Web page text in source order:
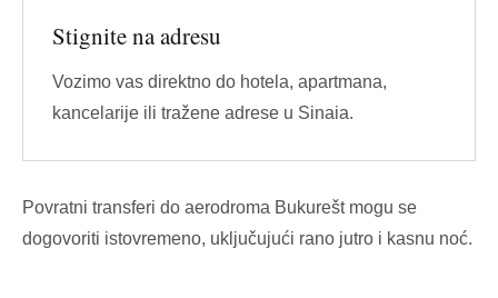
Stignite na adresu
Vozimo vas direktno do hotela, apartmana,
kancelarije ili tražene adrese u Sinaia.
Povratni transferi do aerodroma Bukurešt mogu se
dogovoriti istovremeno, uključujući rano jutro i kasnu noć.